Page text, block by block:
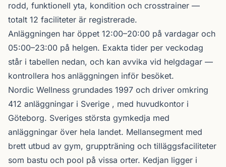
rodd, funktionell yta, kondition och crosstrainer —
totalt 12 faciliteter är registrerade.
Anläggningen har öppet 12:00–20:00 på vardagar och
05:00–23:00 på helgen. Exakta tider per veckodag
står i tabellen nedan, och kan avvika vid helgdagar —
kontrollera hos anläggningen inför besöket.
Nordic Wellness grundades 1997 och driver omkring
412 anläggningar i Sverige , med huvudkontor i
Göteborg. Sveriges största gymkedja med
anläggningar över hela landet. Mellansegment med
brett utbud av gym, gruppträning och tilläggsfaciliteter
som bastu och pool på vissa orter. Kedjan ligger i